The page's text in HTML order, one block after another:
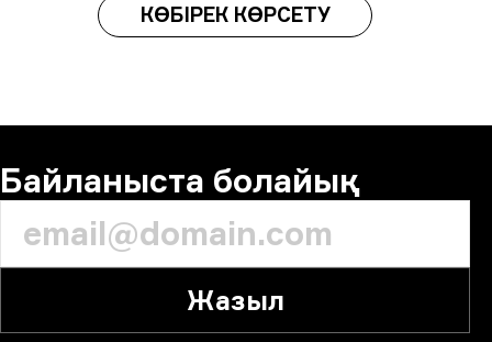
КӨБІРЕК КӨРСЕТУ
Байланыста болайық
Жазыл